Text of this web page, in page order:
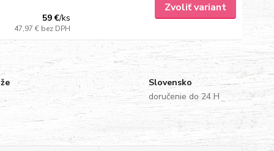
59 €/ks
47,97 € bez DPH
Zvoliť variant
Slovensko
doručenie do 24 H